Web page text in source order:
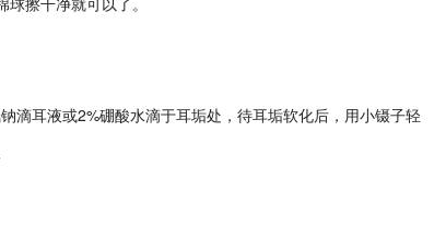
滴耳液或2%硼酸水滴于耳垢处，待耳垢软化后，用小镊子轻